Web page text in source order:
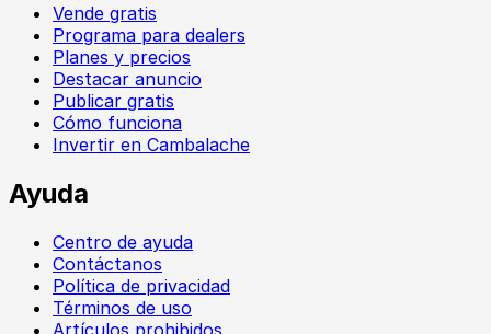
Vende gratis
Programa para dealers
Planes y precios
Destacar anuncio
Publicar gratis
Cómo funciona
Invertir en Cambalache
Ayuda
Centro de ayuda
Contáctanos
Política de privacidad
Términos de uso
Artículos prohibidos